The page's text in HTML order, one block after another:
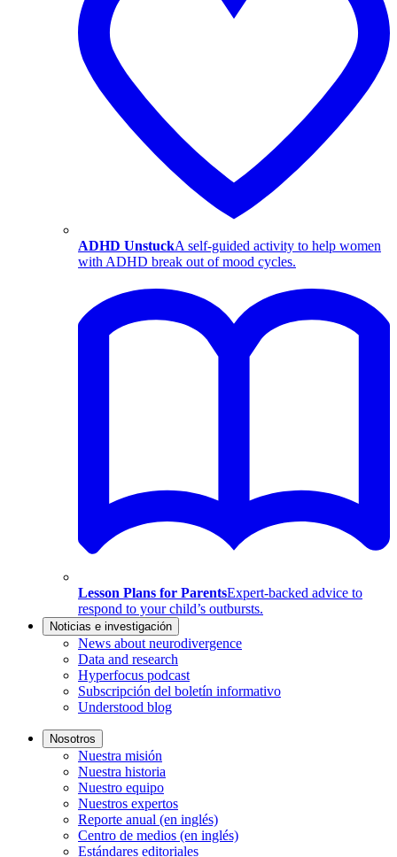
ADHD UnstuckA self-guided activity to help women
with ADHD break out of mood cycles.
Lesson Plans for ParentsExpert-backed advice to
respond to your child’s outbursts.
Noticias e investigación
News about neurodivergence
Data and research
Hyperfocus podcast
Subscripción del boletín informativo
Understood blog
Nosotros
Nuestra misión
Nuestra historia
Nuestro equipo
Nuestros expertos
Reporte anual (en inglés)
Centro de medios (en inglés)
Estándares editoriales